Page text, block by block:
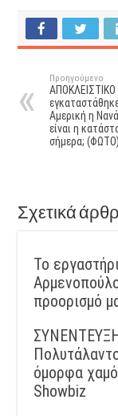
Προηγούμενο
ΑΠΟΚΛΕΙΣΤΙΚΟ
Αμερική η
είναι η
σήμερα; (ΦΩΤΟ)
Σχετικά
Το
προορισμό
όμορφα
Showbiz